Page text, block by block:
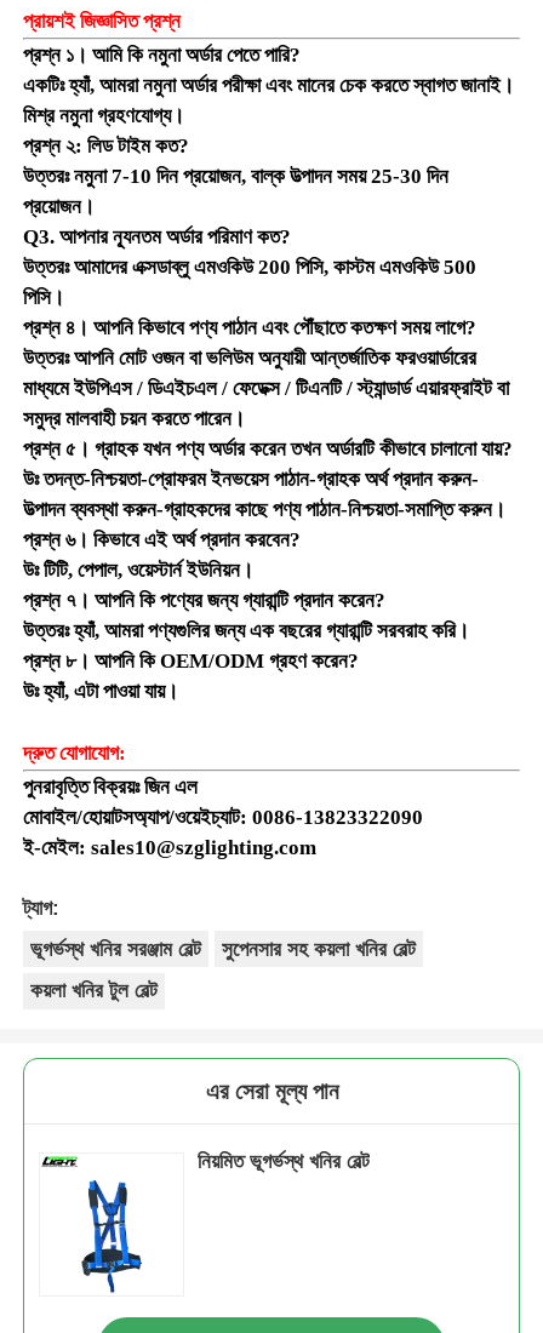
গরম বিক্রয় পণ্য
LED সতর্কতা আলো
পোর্টেবল এনার্জি স্টোরেজ পাওয়ার সাপ্লাই
এলইডি হাই বে লাইট
প্রায়শই জিজ্ঞাসিত প্রশ্ন
প্রশ্ন ১। আমি কি নমুনা অর্ডার পেতে পারি?
একটিঃ হ্যাঁ, আমরা নমুনা অর্ডার পরীক্ষা এবং মানের চেক করতে স্বাগত জানাই।
মিশ্র নমুনা গ্রহণযোগ্য।
প্রশ্ন ২: লিড টাইম কত?
উত্তরঃ নমুনা 7-10 দিন প্রয়োজন, বাল্ক উত্পাদন সময় 25-30 দিন
প্রয়োজন।
Q3. আপনার ন্যূনতম অর্ডার পরিমাণ কত?
উত্তরঃ আমাদের এক্সডাব্লু এমওকিউ 200 পিসি, কাস্টম এমওকিউ 500
পিসি।
প্রশ্ন ৪। আপনি কিভাবে পণ্য পাঠান এবং পৌঁছাতে কতক্ষণ সময় লাগে?
উত্তরঃ আপনি মোট ওজন বা ভলিউম অনুযায়ী আন্তর্জাতিক ফরওয়ার্ডারের
মাধ্যমে ইউপিএস / ডিএইচএল / ফেডেক্স / টিএনটি / স্ট্যান্ডার্ড এয়ারফ্রাইট বা
সমুদ্র মালবাহী চয়ন করতে পারেন।
প্রশ্ন ৫। গ্রাহক যখন পণ্য অর্ডার করেন তখন অর্ডারটি কীভাবে চালানো যায়?
উঃ তদন্ত-নিশ্চয়তা-প্রোফরম ইনভয়েস পাঠান-গ্রাহক অর্থ প্রদান করুন-
উত্পাদন ব্যবস্থা করুন-গ্রাহকদের কাছে পণ্য পাঠান-নিশ্চয়তা-সমাপ্তি করুন।
প্রশ্ন ৬। কিভাবে এই অর্থ প্রদান করবেন?
উঃ টিটি, পেপাল, ওয়েস্টার্ন ইউনিয়ন।
প্রশ্ন ৭। আপনি কি পণ্যের জন্য গ্যারান্টি প্রদান করেন?
উত্তরঃ হ্যাঁ, আমরা পণ্যগুলির জন্য এক বছরের গ্যারান্টি সরবরাহ করি।
প্রশ্ন ৮। আপনি কি OEM/ODM গ্রহণ করেন?
উঃ হ্যাঁ, এটা পাওয়া যায়।
দ্রুত যোগাযোগ:
পুনরাবৃত্তি বিক্রয়ঃ জিন এল
মোবাইল/হোয়াটসঅ্যাপ/ওয়েইচ্যাট: 0086-13823322090
ই-মেইল: sales10@szglighting.com
ট্যাগ:
ভূগর্ভস্থ খনির সরঞ্জাম বেল্ট
সুপেনসার সহ কয়লা খনির বেল্ট
কয়লা খনির টুল বেল্ট
এর সেরা মূল্য পান
নিয়মিত ভূগর্ভস্থ খনির বেল্ট